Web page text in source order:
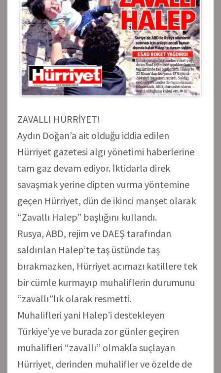
ZAVALLI HÜRRİYET!
Aydın Doğan’a ait olduğu iddia edilen
Hürriyet gazetesi algı yönetimi haberlerine
tam gaz devam ediyor. İktidarla direk
savaşmak yerine dipten vurma yöntemine
geçen Hürriyet, dün de ikinci manşet olarak
“Zavallı Halep” başlığını kullandı.
Rusya, ABD, rejim ve DAEŞ tarafından
saldırılan Halep’te taş üstünde taş
bırakmazken, Hürriyet acımazı katillere tek
bir cümle kurmayıp muhaliflerin durumunu
“zavallı”lık olarak resmetti.
Muhalifleri yani Halep’i destekleyen
Türkiye’ye ve burada zor günler geçiren
muhalifleri “zavallı” olmakla suçlayan
Hürriyet, derinden muhalifler ve özelde de